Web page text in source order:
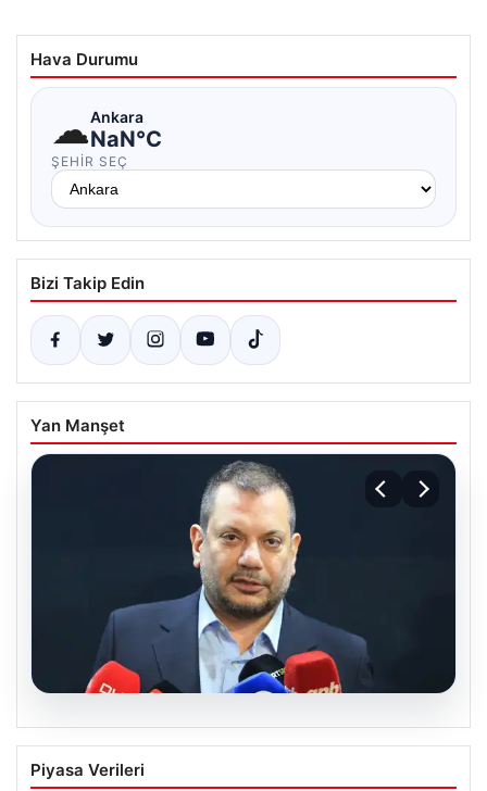
Hava Durumu
☁Ankara
NaN°C
ŞEHIR SEÇ
Bizi Takip Edin
Yan Manşet
Ertuğrul Doğan’dan Mohamed Salah
Transferi Sonrası İlk Açıklama
Piyasa Verileri